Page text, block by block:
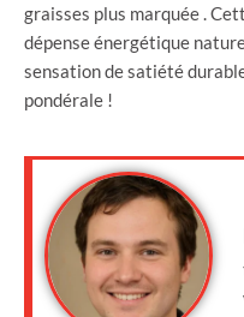
graisses plus marquée .
dépense énergétique
sensation de satiété
pondérale !